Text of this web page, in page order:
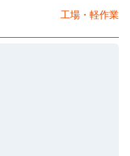
工場・軽作業